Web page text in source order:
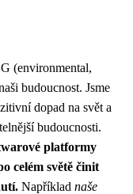
(environmental,
budoucnost. Jsme
dopad na svět a
budoucnosti.
platformy
celém světě činit
Například naše